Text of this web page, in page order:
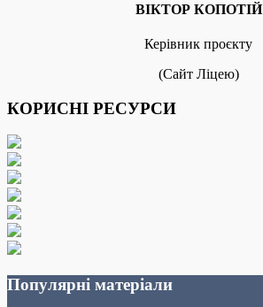
ВІКТОР КОПОТІЙ
Керівник проєкту
(Сайт Ліцею)
КОРИСНІ РЕСУРСИ
Популярні матеріали